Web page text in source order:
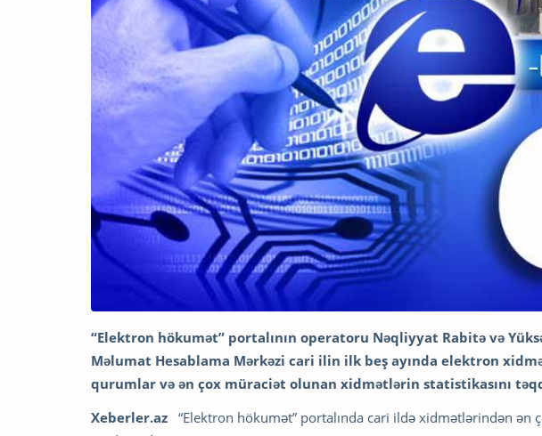
“Elektron hökumət” portalının operatoru Nəqliyyat Rabitə və
Məlumat Hesablama Mərkəzi cari ilin ilk beş ayında elektron
qurumlar və ən çox müraciət olunan xidmətlərin statistikasını
Xeberler.az “Elektron hökumət” portalında cari ildə xidmətlərindən